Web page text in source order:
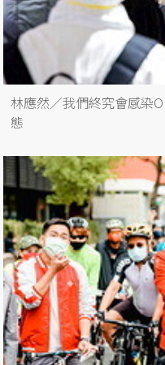
林應然／我們終究會感染
態